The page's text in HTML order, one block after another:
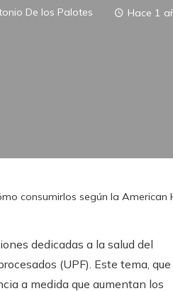
De los Palotes Hace 1
consumirlos según la
dedicadas a la salud del
(UPF). Este tema,
a medida que aumentan los